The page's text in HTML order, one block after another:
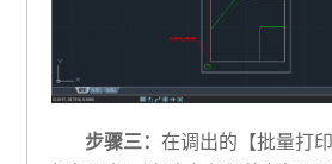
步骤三：在调出的【批量打